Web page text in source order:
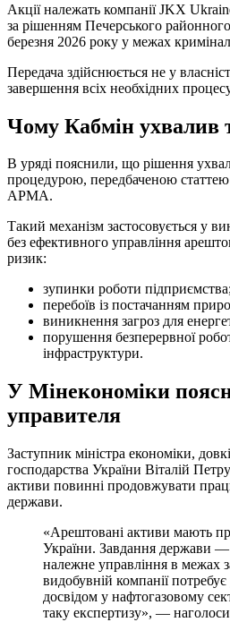
Акції належать компанії JKX
за рішенням Печерського
березня 2026 року у межах
Передача здійснюється не у
завершення всіх необхідних
Чому Кабмін ухвалив
В уряді пояснили, що рішення
процедурою, передбаченою
АРМА.
Такий механізм застосовується у
без ефективного управління
ризик:
зупинки роботи
перебоїв із постачанням
виникнення загроз для
порушення безперервної
інфраструктури.
У Мінекономіки
управителя
Заступник міністра економіки,
господарства України Віталій
активи повинні продовжувати
держави.
«Арештовані активи мають
України. Завдання держави —
належне управління в межах
видобувній компанії
досвідом у нафтогазовому
таку експертизу», —